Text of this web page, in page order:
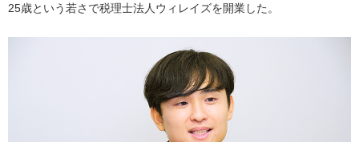
25歳という若さで税理士法人ウィレイズを開業した。